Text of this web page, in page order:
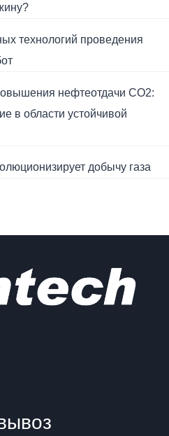
технологий проведения
нефтеотдачи CO2:
в области устойчивой
добычу газа